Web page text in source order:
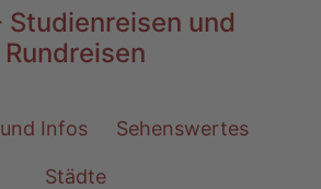
Studienreisen und
Rundreisen
Infos Sehenswertes
Städte